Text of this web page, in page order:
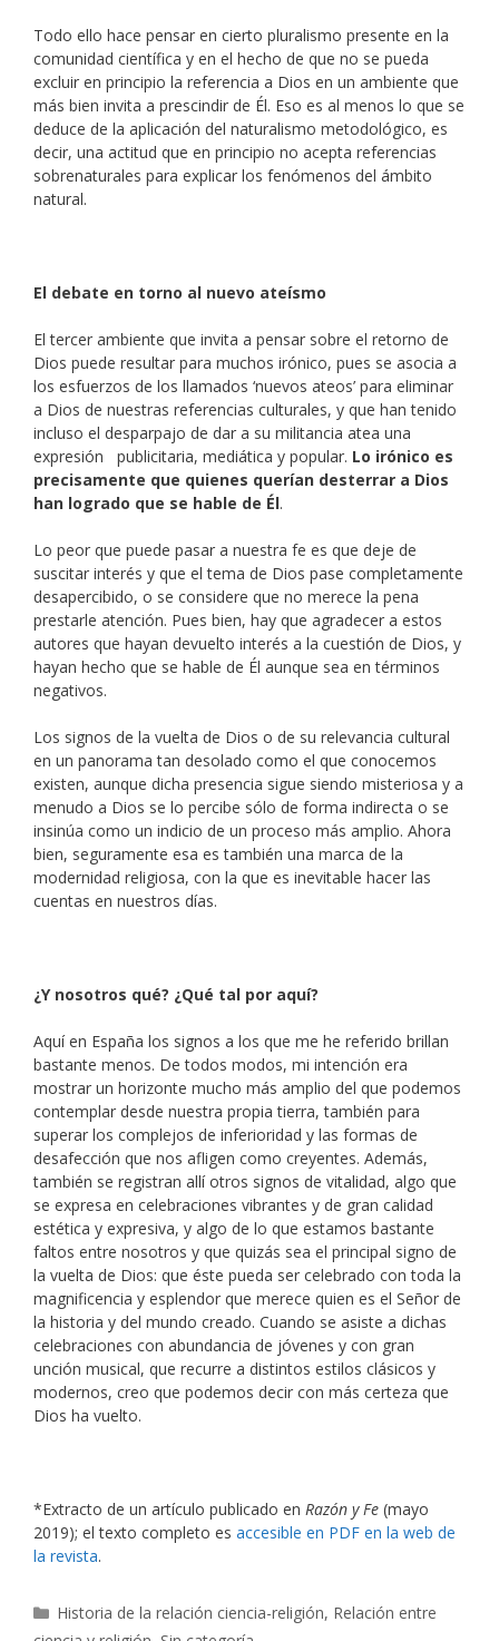
Todo ello hace pensar en cierto pluralismo presente en la
comunidad científica y en el hecho de que no se pueda
excluir en principio la referencia a Dios en un ambiente que
más bien invita a prescindir de Él. Eso es al menos lo que se
deduce de la aplicación del naturalismo metodológico, es
decir, una actitud que en principio no acepta referencias
sobrenaturales para explicar los fenómenos del ámbito
natural.
El debate en torno al nuevo ateísmo
El tercer ambiente que invita a pensar sobre el retorno de
Dios puede resultar para muchos irónico, pues se asocia a
los esfuerzos de los llamados ‘nuevos ateos’ para eliminar
a Dios de nuestras referencias culturales, y que han tenido
incluso el desparpajo de dar a su militancia atea una
expresión publicitaria, mediática y popular. Lo irónico es
precisamente que quienes querían desterrar a Dios
han logrado que se hable de Él.
Lo peor que puede pasar a nuestra fe es que deje de
suscitar interés y que el tema de Dios pase completamente
desapercibido, o se considere que no merece la pena
prestarle atención. Pues bien, hay que agradecer a estos
autores que hayan devuelto interés a la cuestión de Dios, y
hayan hecho que se hable de Él aunque sea en términos
negativos.
Los signos de la vuelta de Dios o de su relevancia cultural
en un panorama tan desolado como el que conocemos
existen, aunque dicha presencia sigue siendo misteriosa y a
menudo a Dios se lo percibe sólo de forma indirecta o se
insinúa como un indicio de un proceso más amplio. Ahora
bien, seguramente esa es también una marca de la
modernidad religiosa, con la que es inevitable hacer las
cuentas en nuestros días.
¿Y nosotros qué? ¿Qué tal por aquí?
Aquí en España los signos a los que me he referido brillan
bastante menos. De todos modos, mi intención era
mostrar un horizonte mucho más amplio del que podemos
contemplar desde nuestra propia tierra, también para
superar los complejos de inferioridad y las formas de
desafección que nos afligen como creyentes. Además,
también se registran allí otros signos de vitalidad, algo que
se expresa en celebraciones vibrantes y de gran calidad
estética y expresiva, y algo de lo que estamos bastante
faltos entre nosotros y que quizás sea el principal signo de
la vuelta de Dios: que éste pueda ser celebrado con toda la
magnificencia y esplendor que merece quien es el Señor de
la historia y del mundo creado. Cuando se asiste a dichas
celebraciones con abundancia de jóvenes y con gran
unción musical, que recurre a distintos estilos clásicos y
modernos, creo que podemos decir con más certeza que
Dios ha vuelto.
*Extracto de un artículo publicado en Razón y Fe (mayo
2019); el texto completo es accesible en PDF en la web de
la revista.
Categorías
Historia de la relación ciencia-religión, Relación entre